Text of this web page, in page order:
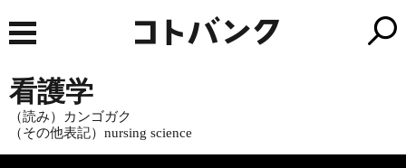
看護学
（読み）カンゴガク
（その他表記）nursing science